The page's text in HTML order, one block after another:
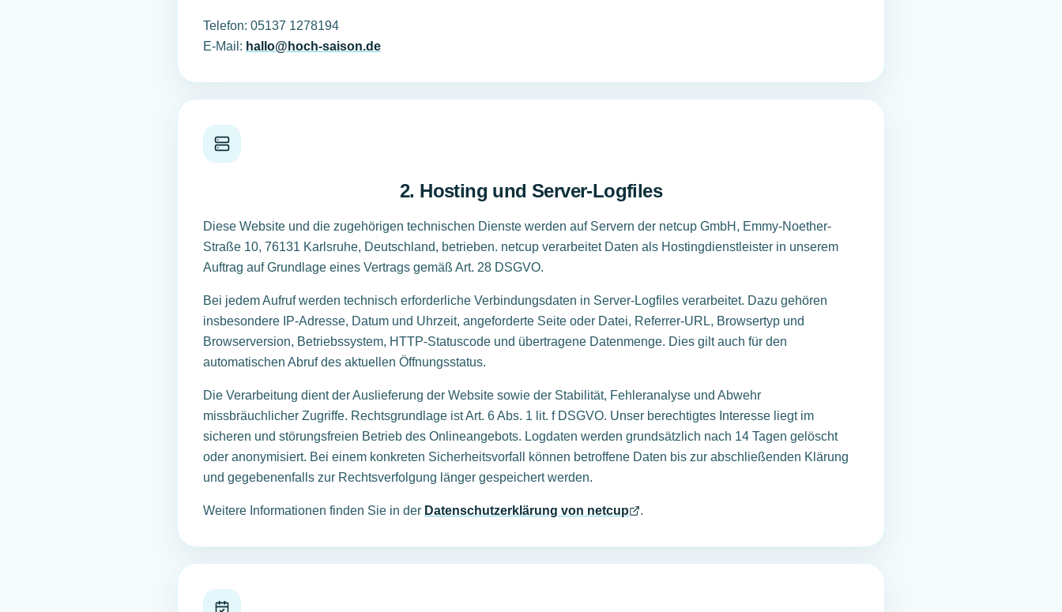
Telefon: 05137 1278194
E-Mail: hallo@hoch-saison.de
2. Hosting und Server-Logfiles
Diese Website und die zugehörigen technischen Dienste werden auf Servern der netcup GmbH, Emmy-Noether-
Straße 10, 76131 Karlsruhe, Deutschland, betrieben. netcup verarbeitet Daten als Hostingdienstleister in unserem
Auftrag auf Grundlage eines Vertrags gemäß Art. 28 DSGVO.
Bei jedem Aufruf werden technisch erforderliche Verbindungsdaten in Server-Logfiles verarbeitet. Dazu gehören
insbesondere IP-Adresse, Datum und Uhrzeit, angeforderte Seite oder Datei, Referrer-URL, Browsertyp und
Browserversion, Betriebssystem, HTTP-Statuscode und übertragene Datenmenge. Dies gilt auch für den
automatischen Abruf des aktuellen Öffnungsstatus.
Die Verarbeitung dient der Auslieferung der Website sowie der Stabilität, Fehleranalyse und Abwehr
missbräuchlicher Zugriffe. Rechtsgrundlage ist Art. 6 Abs. 1 lit. f DSGVO. Unser berechtigtes Interesse liegt im
sicheren und störungsfreien Betrieb des Onlineangebots. Logdaten werden grundsätzlich nach 14 Tagen gelöscht
oder anonymisiert. Bei einem konkreten Sicherheitsvorfall können betroffene Daten bis zur abschließenden Klärung
und gegebenenfalls zur Rechtsverfolgung länger gespeichert werden.
Weitere Informationen finden Sie in der Datenschutzerklärung von netcup .